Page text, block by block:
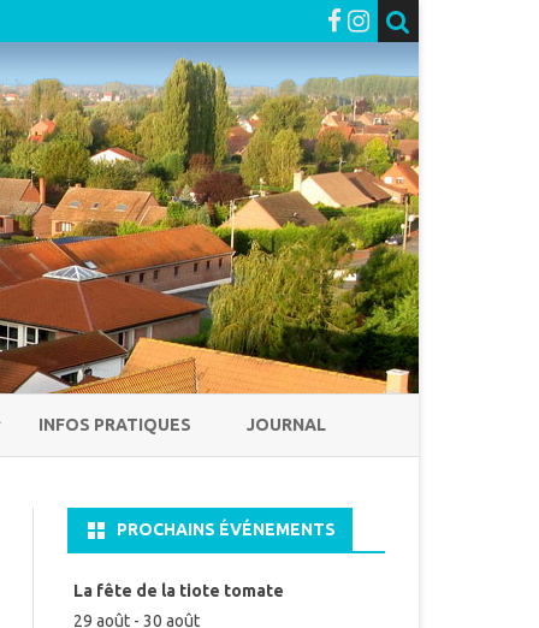
INFOS PRATIQUES JOURNAL
PROCHAINS ÉVÉNEMENTS
La fête de la tiote tomate
29 août- 30 août